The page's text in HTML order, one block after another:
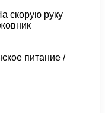
скорую руку
питание /